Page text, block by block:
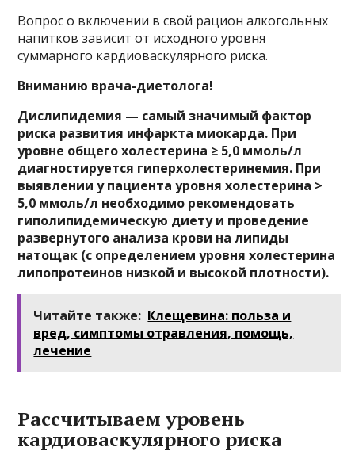
Вопрос о включении в свой рацион алкогольных
напитков зависит от исходного уровня
суммарного кардиоваскулярного риска.
Вниманию врача-диетолога!
Дислипидемия — самый значимый фактор
риска развития инфаркта миокарда. При
уровне общего холестерина ≥ 5,0 ммоль/л
диагностируется гиперхолестеринемия. При
выявлении у пациента уровня холестерина >
5,0 ммоль/л необходимо рекомендовать
гиполипидемическую диету и проведение
развернутого анализа крови на липиды
натощак (с определением уровня холестерина
липопротеинов низкой и высокой плотности).
Читайте также: Клещевина: польза и
вред, симптомы отравления, помощь,
лечение
Рассчитываем уровень
кардиоваскулярного риска